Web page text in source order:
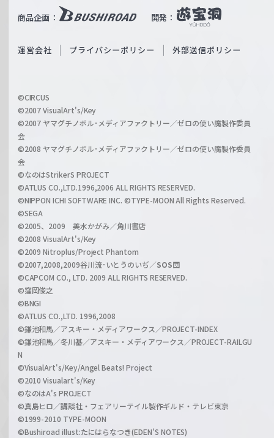
ß
c
a
r
z
商品企画： 開発：
b
O
i
l
h
a
n
l
運営会社 プライバシーポリシー 外部送信ポリシー
©CIRCUS
©2007 VisualArt's/Key
©2007 ヤマグチノボル･メディアファクトリー／ゼロの使い魔製作委員
会
©2008 ヤマグチノボル･メディアファクトリー／ゼロの使い魔製作委員
会
©なのはStrikerS PROJECT
©ATLUS CO.,LTD.1996,2006 ALL RIGHTS RESERVED.
©NIPPON ICHI SOFTWARE INC. ©TYPE-MOON All Rights Reserved.
©SEGA
©2005、2009 美水かがみ／角川書店
©2008 VisualArt's/Key
©2009 Nitroplus/Project Phantom
©2007,2008,2009谷川流･いとうのいぢ／SOS団
©CAPCOM CO., LTD. 2009 ALL RIGHTS RESERVED.
©窪岡俊之
©BNGI
©ATLUS CO.,LTD. 1996,2008
©鎌池和馬／アスキー・メディアワークス／PROJECT-INDEX
©鎌池和馬／冬川基／アスキー・メディアワークス／PROJECT-RAILGU
N
©VisualArt's/Key/Angel Beats! Project
©2010 Visualart's/Key
©なのはA's PROJECT
©真島ヒロ／講談社・フェアリーテイル製作ギルド・テレビ東京
©1999-2010 TYPE-MOON
©Bushiroad illust:たにはらなつき(EDEN'S NOTES)